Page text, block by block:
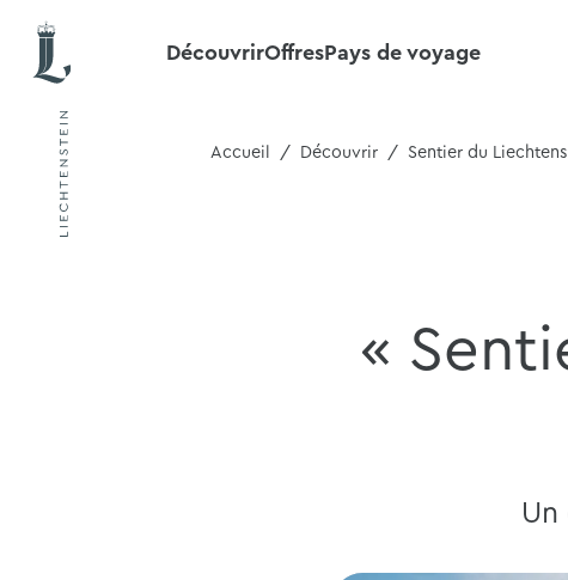
DécouvrirOffresPays de voyage
Accueil Découvrir Sentier du
«